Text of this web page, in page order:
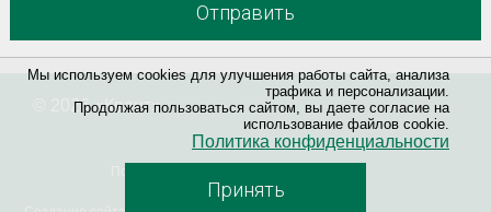
Мы используем cookies для улучшения работы сайта, анализа
трафика и персонализации.
Продолжая пользоваться сайтом, вы даете согласие на
использование файлов cookie.
Политика конфиденциальности
Принять
Отправить
© 2026 «Квант »